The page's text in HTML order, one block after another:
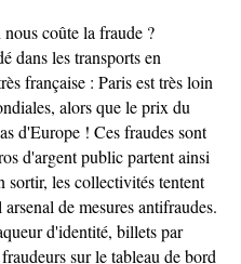
coûte la fraude ?
dans les transports en
française : Paris est très loin
alors que le prix du
d'Europe ! Ces fraudes sont
d'argent public partent ainsi
sortir, les collectivités tentent
de mesures antifraudes.
d'identité, billets par
sur le tableau de bord